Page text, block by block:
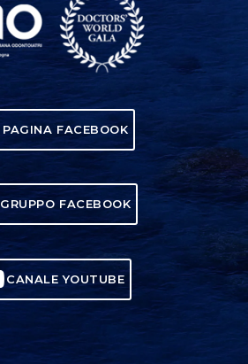
PAGINA FACEBOOK
GRUPPO FACEBOOK
CANALE YOUTUBE